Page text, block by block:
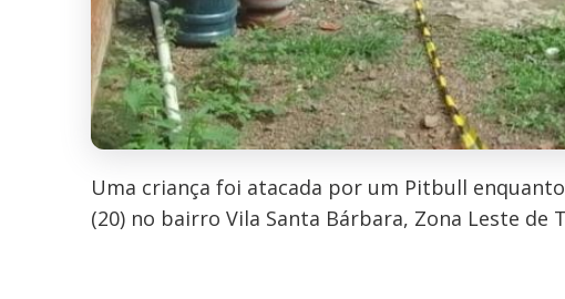
Uma criança foi atacada por um Pitbull
(20) no bairro Vila Santa Bárbara, Zona Leste de